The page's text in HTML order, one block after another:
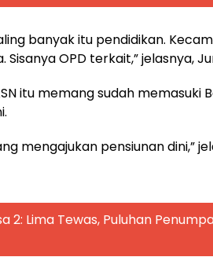
banyak itu pendidikan.
Sisanya OPD terkait,” jelasnya,
itu memang sudah memasuki
mengajukan pensiunan dini,”
2: Lima Tewas, Puluhan